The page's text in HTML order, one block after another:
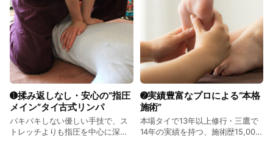
☑︎ バキバキ・ボキボキしない優しい手技
☑︎ ストレッチ中心ではなく“指圧”でじっくり深部にアプロー
チ
☑︎ 揉み返しがなく安心
☑︎ 最初の10分で効果を感じなければ施術中止＆返金保証制度
あり（初めての方対象）
リンパ・血流・気の流れを整え、自然治癒力を引き出す施術
で、
肩や腰のコリ、疲労、眼精疲労、不眠、自律神経の乱れなど、
➊揉み返しなし・安心の“指圧
メイン”タイ古式リンパ
バキバキしない優しい手技で、ス
トレッチよりも指圧を中心に深層
➋実績豊富なプロによる“本格
施術”
本場タイで13年以上修行・三鷹で
14年の実績を持つ、施術歴15,000